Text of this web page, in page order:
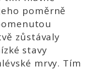
poměrně
zůstávaly
stavy
mrvy. Tím